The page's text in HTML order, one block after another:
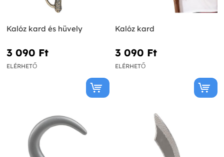
Kalóz kard és hüvely
3 090 Ft‎
ELÉRHETŐ
Kalóz kard
3 090 Ft‎
ELÉRHETŐ